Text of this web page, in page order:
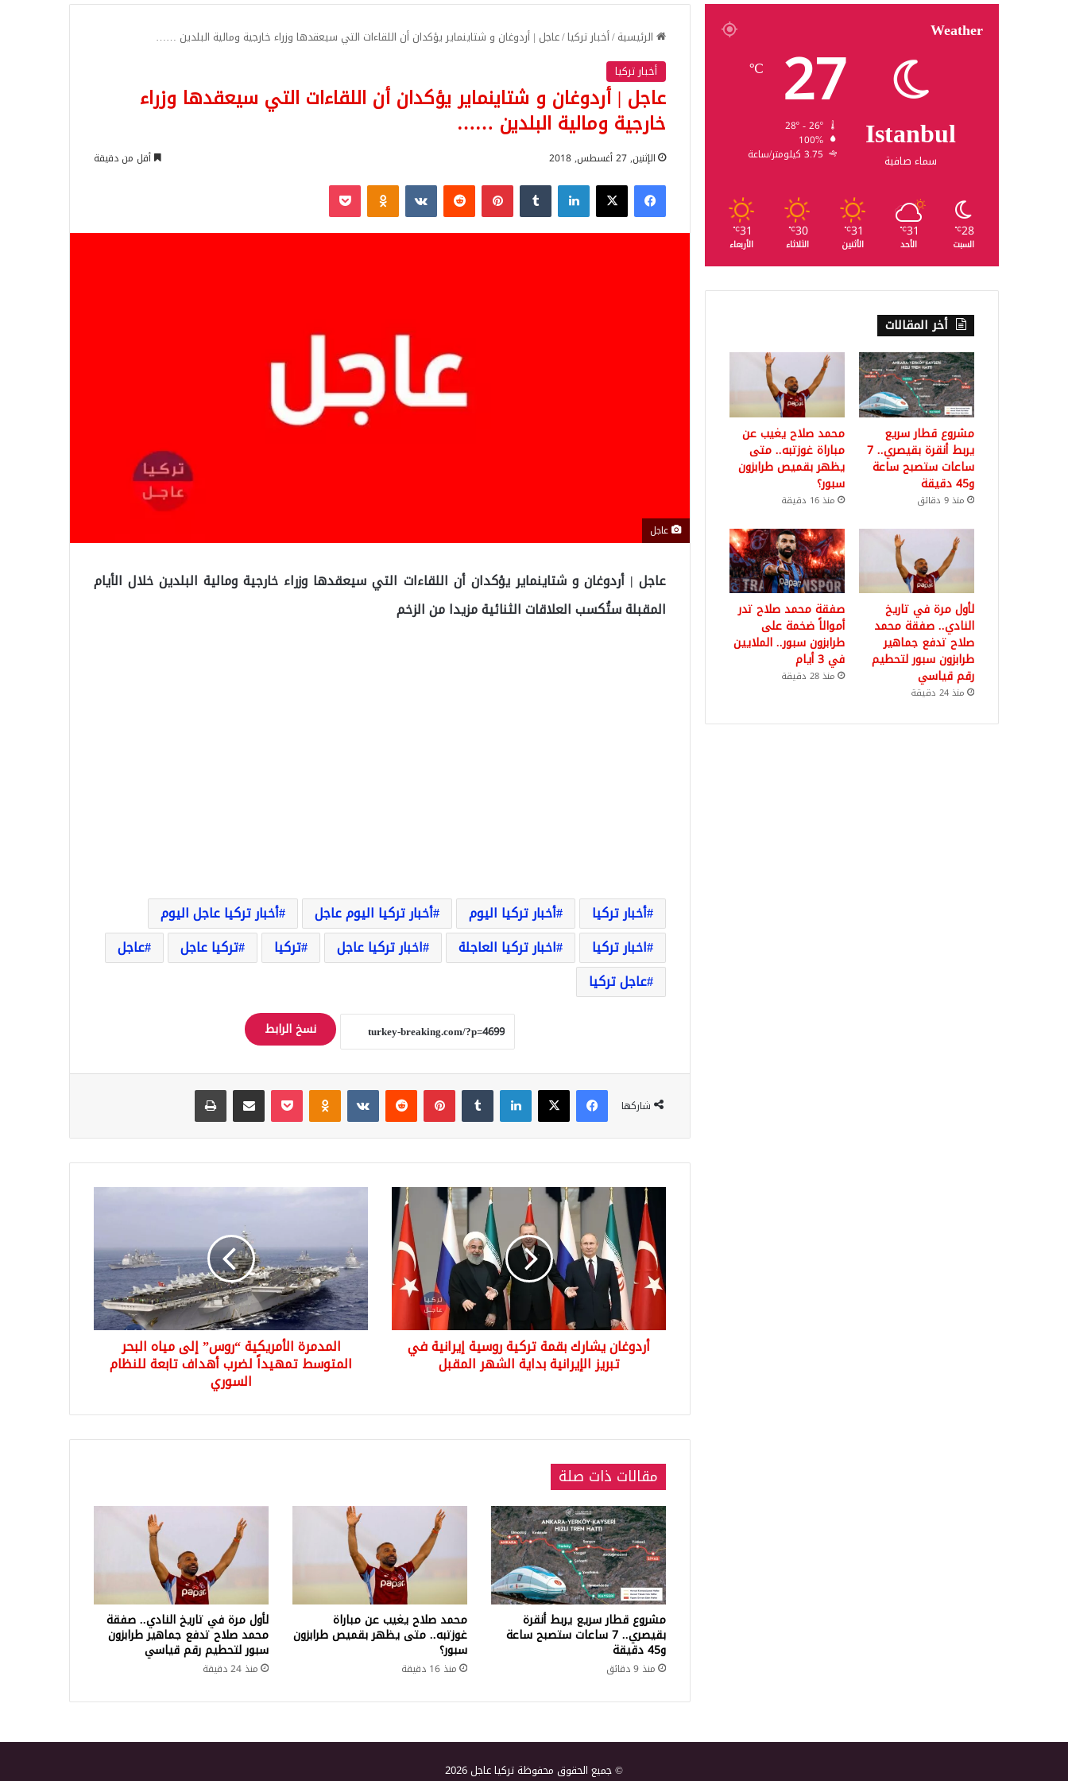
الرئيسية/أخبار تركيا/عاجل | أردوغان و شتاينماير يؤكدان أن اللقاءات التي سيعقدها وزراء خارجية ومالية البلدين ……
أخبار تركيا
عاجل | أردوغان و شتاينماير يؤكدان أن اللقاءات التي سيعقدها وزراء
خارجية ومالية البلدين ……
الإثنين, 27 أغسطس, 2018 أقل من دقيقة
فيسبوك‫X لينكدإن بينتيريست Odnoklassniki
‫Pocket
عاجل
عاجل|أردوغان وشتاينماير يؤكدان أن اللقاءات التي سيعقدها وزراء خارجية ومالية البلدين خلال الأيام
المقبلة ستُكسب العلاقات الثنائية مزيدا من الزخم
أخبار تركيا أخبار تركيا اليوم أخبار تركيا اليوم عاجل
أخبار تركيا عاجل اليوم
اخبار تركيا
اخبار تركيا العاجلة اخبار تركيا عاجل تركيا تركيا عاجل
عاجل
عاجل تركيا
نسخ الرابط
شاركها
فيسبوك‫X لينكدإن بينتيريست Odnoklassniki
‫Pocket مشاركة عبر البريد طباعة
أردوغان
يشارك
بقمة
تركية
روسية
إيرانية
في
الإيرانية
بداية
الشهر
أردوغان يشارك بقمة تركية روسية إيرانية في
تبريز الإيرانية بداية الشهر المقبل
إلى
مياه
البحر
المتوسط
تمهيداً
لضرب
تابعة
المدمرة الأمريكية “روس” إلى مياه البحر
المتوسط تمهيداً لضرب أهداف تابعة للنظام
السوري
مقالات ذات صلة
مشروع قطار سريع يربط أنقرة
بقيصري.. 7 ساعات ستصبح ساعة
و45 دقيقة
منذ 9 دقائق
محمد صلاح يغيب عن مباراة
غوزتبه.. متى يظهر بقميص طرابزون
سبور؟
منذ 16 دقيقة
لأول مرة في تاريخ النادي.. صفقة
محمد صلاح تدفع جماهير طرابزون
سبور لتحطيم رقم قياسي
منذ 24 دقيقة
Weather
Istanbul
سماء صافية
27
℃
100%
3.75 كيلومتر/ساعة
28
℃
السبت
31
℃
الأحد
31
℃
الأثنين
30
℃
الثلاثاء
31
℃
الأربعاء
أخر المقالات
مشروع قطار سريع
يربط أنقرة بقيصري.. 7
ساعات ستصبح ساعة
و45 دقيقة
منذ 9 دقائق
محمد صلاح يغيب عن
مباراة غوزتبه.. متى
يظهر بقميص طرابزون
سبور؟
منذ 16 دقيقة
لأول مرة في تاريخ
النادي.. صفقة محمد
صلاح تدفع جماهير
طرابزون سبور لتحطيم
رقم قياسي
منذ 24 دقيقة
صفقة محمد صلاح تدر
أموالاً ضخمة على
طرابزون سبور.. الملايين
في 3 أيام
منذ 28 دقيقة
© جميع الحقوق محفوظة تركيا عاجل 2026